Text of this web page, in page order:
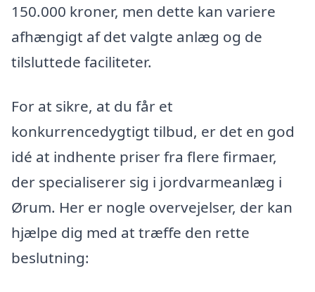
150.000 kroner, men dette kan variere
afhængigt af det valgte anlæg og de
tilsluttede faciliteter.
For at sikre, at du får et
konkurrencedygtigt tilbud, er det en god
idé at indhente priser fra flere firmaer,
der specialiserer sig i jordvarmeanlæg i
Ørum. Her er nogle overvejelser, der kan
hjælpe dig med at træffe den rette
beslutning: